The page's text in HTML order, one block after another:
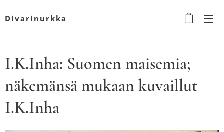
Divarinurkka
I.K.Inha: Suomen maisemia;
näkemänsä mukaan kuvaillut
I.K.Inha